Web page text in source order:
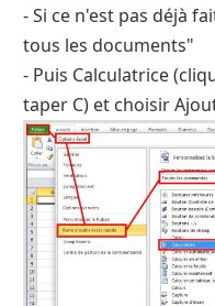
- Si ce n'est pas déjà
tous les documents"
- Puis Calculatrice
taper C) et choisir